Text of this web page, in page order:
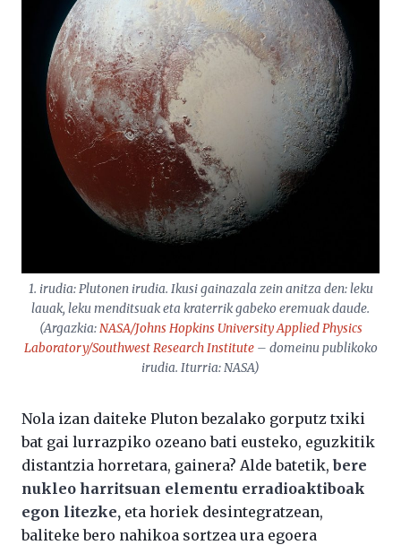
1. irudia: Plutonen irudia. Ikusi gainazala zein anitza den: leku
lauak, leku menditsuak eta kraterrik gabeko eremuak daude.
(Argazkia:NASA/Johns Hopkins University Applied Physics
Laboratory/Southwest Research Institute– domeinu publikoko
irudia. Iturria: NASA)
Nola izan daiteke Pluton bezalako gorputz txiki
bat gai lurrazpiko ozeano bati eusteko, eguzkitik
distantzia horretara, gainera? Alde batetik,bere
nukleo harritsuan elementu erradioaktiboak
egon litezke, eta horiek desintegratzean,
baliteke bero nahikoa sortzea ura egoera